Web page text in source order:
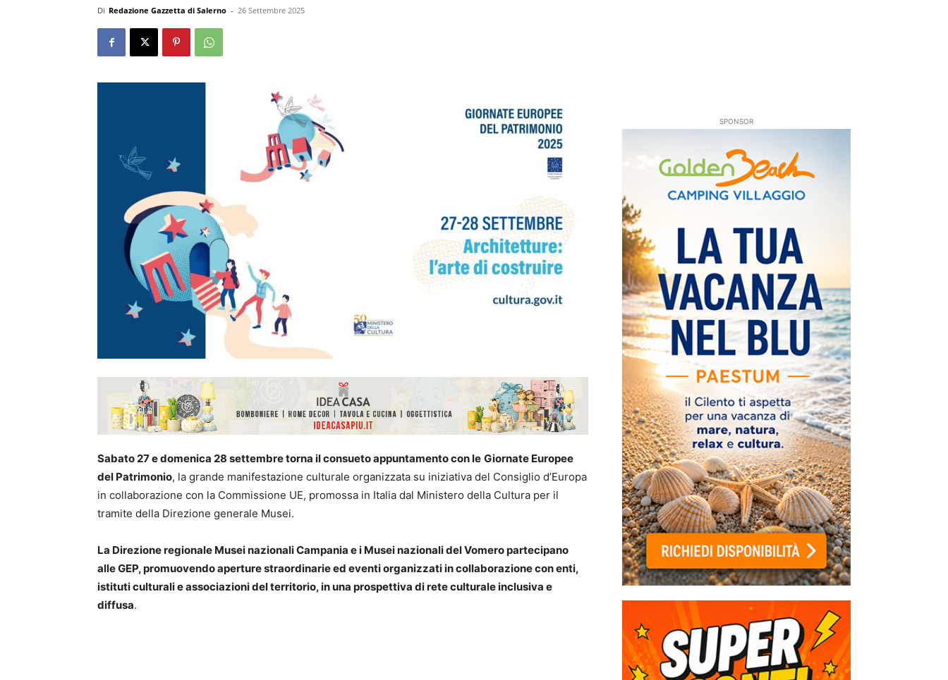
Di Redazione Gazzetta di Salerno - 26 Settembre 2025
Sabato 27 e domenica 28 settembre torna il consueto appuntamento con le Giornate Europee
del Patrimonio, la grande manifestazione culturale organizzata su iniziativa del Consiglio d’Europa
in collaborazione con la Commissione UE, promossa in Italia dal Ministero della Cultura per il
tramite della Direzione generale Musei.
La Direzione regionale Musei nazionali Campania e i Musei nazionali del Vomero partecipano
alle GEP, promuovendo aperture straordinarie ed eventi organizzati in collaborazione con enti,
istituti culturali e associazioni del territorio, in una prospettiva di rete culturale inclusiva e
diffusa.
SPONSOR